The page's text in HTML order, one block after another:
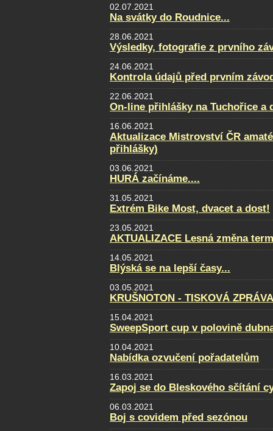
02.07.2021
Na svátky do Roudnice...
28.06.2021
Výsledky, fotografie z prvního
24.06.2021
Kontrola údajů před prvním
22.06.2021
On-line přihlášky na Tuchořice a
16.06.2021
Aktualizace Mistrovství ČR
přihlášky)
03.06.2021
HURÁ začínáme....
31.05.2021
Extrém Bike Most, dvacet a dost!
23.05.2021
AKTUALIZACE Lesná změna
14.05.2021
Blýská se na lepší časy...
03.05.2021
KRUŠNOTON - TISKOVÁ
15.04.2021
SweepSport cup v polovině
10.04.2021
Nabídka ozvučení pořadatelům
16.03.2021
Zapoj se do Bleskového sčítání
06.03.2021
Boj s covidem před sezónou